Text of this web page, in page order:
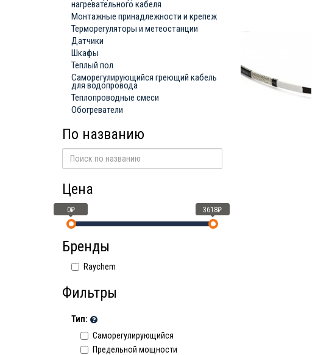
нагревательного кабеля
Монтажные принадлежности и крепеж
Терморегуляторы и метеостанции
Датчики
Шкафы
Теплый пол
Саморегулирующийся греющий кабель
для водопровода
Теплопроводные смеси
Обогреватели
По названию
Цена
0₽ 3618₽
Бренды
Raychem
Фильтры
Тип:
Саморегулирующийся
Предельной мощности